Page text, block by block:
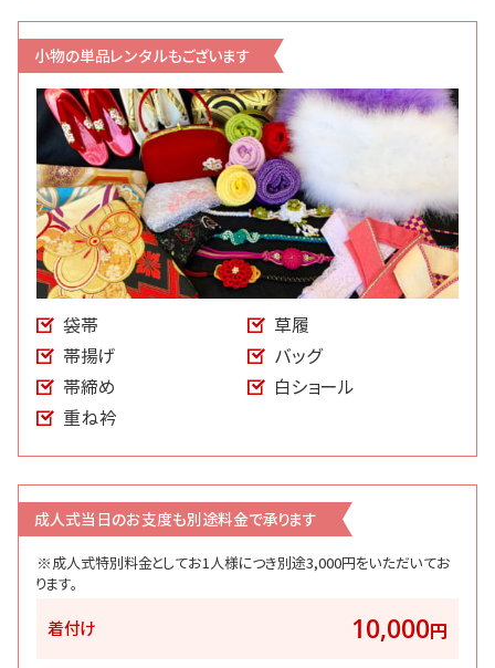
小物の単品レンタルもございます
袋帯
帯揚げ
帯締め
重ね衿
草履
バッグ
白ショール
成人式当日のお支度も別途料金で承ります
※成人式特別料金としてお1人様につき別途3,000円をいただいてお
ります。
着付け 10,000円